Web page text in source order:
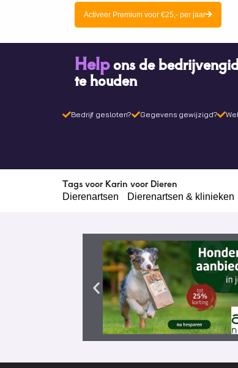
Activeer Premium voor €25,- per jaar
Helpons de
te houden
Bedrijf gesloten? Gegevens gewijzigd?
Tags voor Karin voor Dieren
Dierenartsen Dierenartsen & klinieken